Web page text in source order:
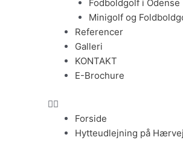
Fodboldgolf i Odense
Minigolf og
Referencer
Galleri
KONTAKT
E-Brochure
Forside
Hytteudlejning på